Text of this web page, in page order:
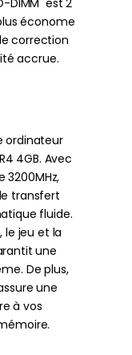
économe
correction
accrue.
ordinateur
4GB. Avec
transfert
fluide.
le jeu et la
une
De plus,
une
à vos